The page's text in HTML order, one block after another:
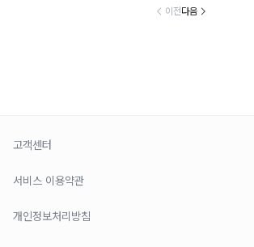
이전다음
고객센터
서비스 이용약관
개인정보처리방침